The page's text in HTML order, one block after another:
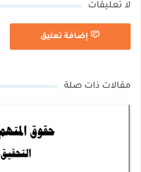
لا تعليقات
إضافة تعليق
مقالات ذات صلة